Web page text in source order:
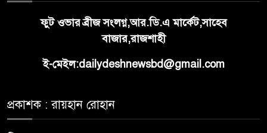
ফুট ওভার ব্রীজ সংলগ্ন,আর.ডি.এ মার্কেট,সাহেব
বাজার,রাজশাহী
ই-মেইল:dailydeshnewsbd@gmail.com
প্রকাশক : রায়হান রোহান